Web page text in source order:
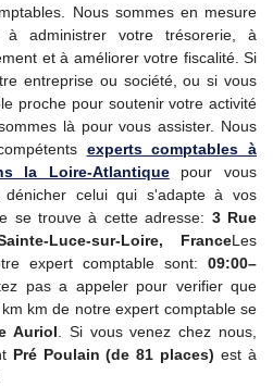
Nous sommes en mesure
administrer votre trésorerie, à
et à améliorer votre fiscalité. Si
entreprise ou société, ou si vous
proche pour soutenir votre activité
là pour vous assister. Nous
experts comptables à
la Loire-Atlantiquepour vous
celui qui s'adapte à vos
se trouve à cette adresse: 3 Rue
Luce-sur-Loire, FranceLes
expert comptable sont: 09:00–
pas a appeler pour verifier que
km de notre expert comptable se
Auriol . Si vous venez chez nous,
Pré Poulain (de 81 places) est à